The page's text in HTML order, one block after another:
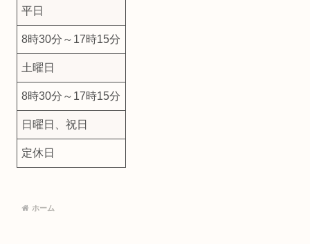
平日
8時30分～17時15分
土曜日
8時30分～17時15分
日曜日、祝日
定休日
ホーム